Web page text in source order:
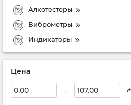
Алкотестеры
Виброметры
Индикаторы
Цена
-